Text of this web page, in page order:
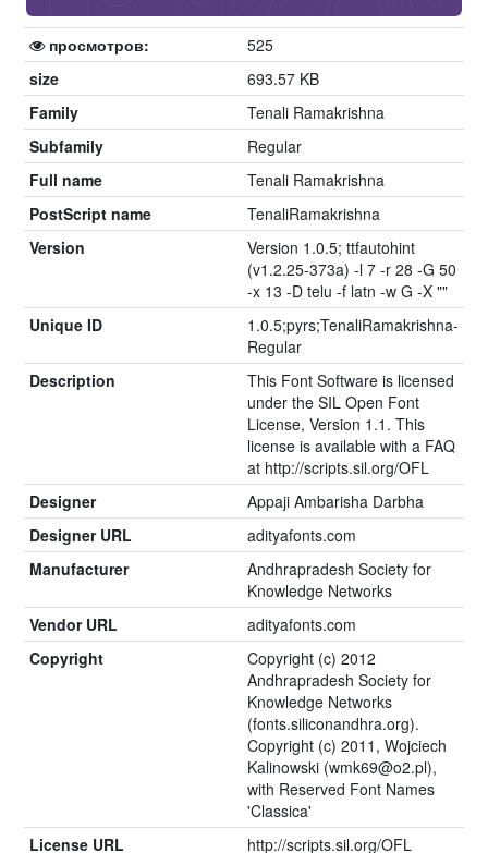
просмотров:
525
size
693.57 KB
Family
Tenali Ramakrishna
Subfamily
Regular
Full name
Tenali Ramakrishna
PostScript name
TenaliRamakrishna
Version
Version 1.0.5; ttfautohint
(v1.2.25-373a) -l 7 -r 28 -G 50
-x 13 -D telu -f latn -w G -X ""
Unique ID
1.0.5;pyrs;TenaliRamakrishna-
Regular
Description
This Font Software is licensed
under the SIL Open Font
License, Version 1.1. This
license is available with a FAQ
at http://scripts.sil.org/OFL
Designer
Appaji Ambarisha Darbha
Designer URL
adityafonts.com
Manufacturer
Andhrapradesh Society for
Knowledge Networks
Vendor URL
adityafonts.com
Copyright
Copyright (c) 2012
Andhrapradesh Society for
Knowledge Networks
(fonts.siliconandhra.org).
Copyright (c) 2011, Wojciech
Kalinowski (wmk69@o2.pl),
with Reserved Font Names
'Classica'
License URL
http://scripts.sil.org/OFL